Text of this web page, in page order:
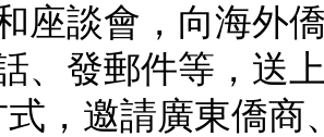
座談會，向海外
、發郵件等，送
式，邀請廣東僑